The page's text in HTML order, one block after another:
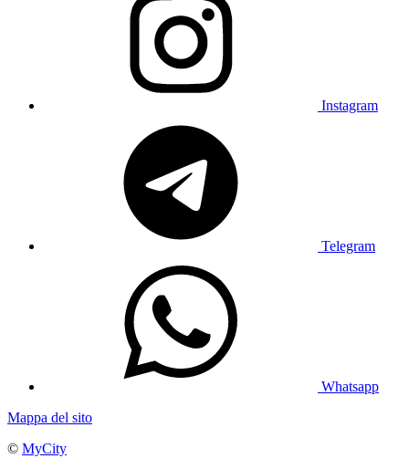
Instagram
Telegram
Whatsapp
Mappa del sito
© MyCity